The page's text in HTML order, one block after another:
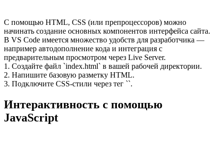
С помощью HTML, CSS (или препроцессоров) можно
начинать создание основных компонентов интерфейса сайта.
В VS Code имеется множество удобств для разработчика —
например автодополнение кода и интеграция с
предварительным просмотром через Live Server.
1. Создайте файл `index.html` в вашей рабочей директории.
2. Напишите базовую разметку HTML.
3. Подключите CSS-стили через тег ``.
Интерактивность с помощью
JavaScript